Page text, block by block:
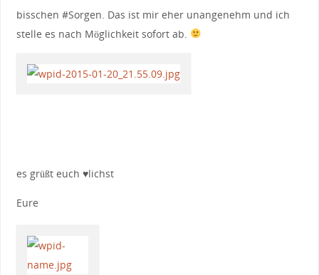
bisschen #Sorgen. Das ist mir eher unangenehm und ich
stelle es nach Möglichkeit sofort ab.
es grüßt euch ♥lichst
Eure